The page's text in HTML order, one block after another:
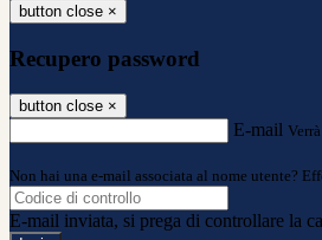
button close ×
Recupero password
button close ×
E-mail
Non hai una e-mail associata al nome utente?
E-mail inviata, si prega di controllare la